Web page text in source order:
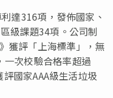
達316項，發佈國家、
級課題34項。公司制
獲評「上海標準」，無
一次校驗合格率超過
國家AAA級生活垃圾